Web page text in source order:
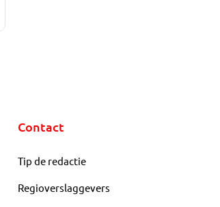
Contact
Tip de redactie
Regioverslaggevers